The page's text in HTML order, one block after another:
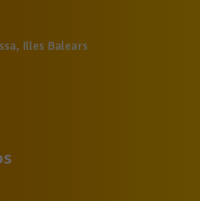
Illes Balears